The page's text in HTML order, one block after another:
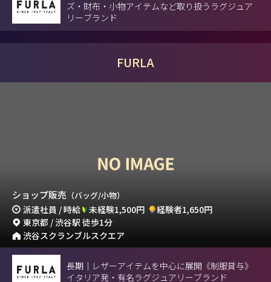
ズ・財布・小物アイテムなど取り扱うラグジュア
リーブランド
FURLA
ショップ販売 （バッグ/小物）
派遣社員 / 時給 未経験1,500円
経験者1,650円
東京都 / 渋谷駅 徒歩1分
渋谷スクランブルスクエア
長期｜レザーアイテムを中心に展開《制服貸与》
イタリア発・有名ラグジュアリーブランド